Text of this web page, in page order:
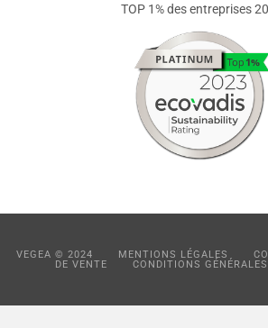
TOP 1% des entreprises
VEGEA © 2024 MENTIONS LÉGALES
DE VENTE
CONDITIONS